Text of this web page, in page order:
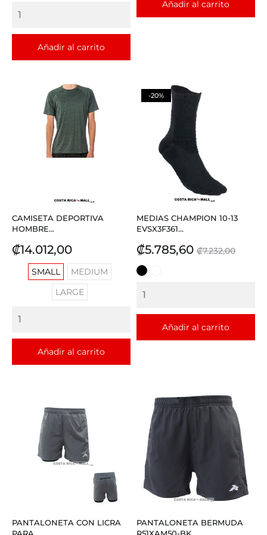
Añadir al carrito
Añadir al carrito
CAMISETA DEPORTIVA
HOMBRE...
Precio
₡14.012,00
SMALL
MEDIUM
LARGE
Añadir al carrito
MEDIAS CHAMPION 10-13
EVSX3F361...
Precio
₡5.785,60 Precio
₡7.232,00
NEGRO
Añadir al carrito
-20%
PANTALONETA CON LICRA
PANTALONETA BERMUDA